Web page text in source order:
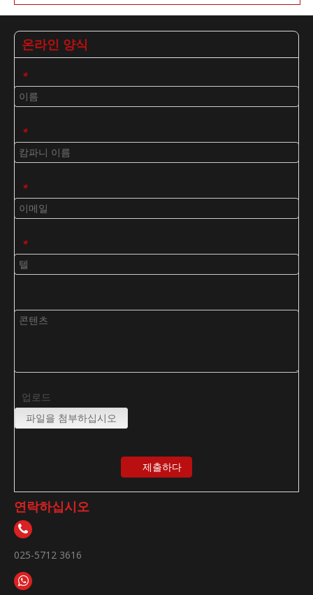
온라인 양식
*
*
*
*
업로드
파일을 첨부하십시오
제출하다
연락하십시오
025-5712 3616